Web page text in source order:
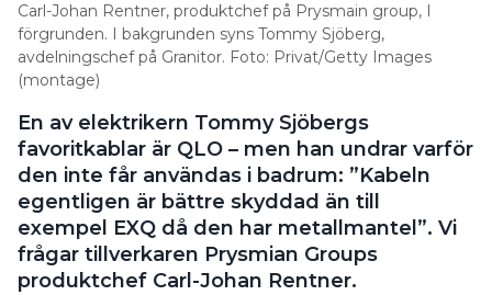
Carl-Johan Rentner, produktchef på Prysmain group, I
förgrunden. I bakgrunden syns Tommy Sjöberg,
avdelningschef på Granitor. Foto: Privat/Getty Images
(montage)
En av elektrikern Tommy Sjöbergs
favoritkablar är QLO – men han undrar varför
den inte får användas i badrum: ”Kabeln
egentligen är bättre skyddad än till
exempel EXQ då den har metallmantel”. Vi
frågar tillverkaren Prysmian Groups
produktchef Carl-Johan Rentner.